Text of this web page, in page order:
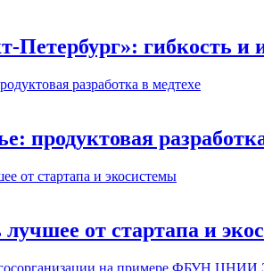
Петербург»: гибкость и
продуктовая
от стартапа и